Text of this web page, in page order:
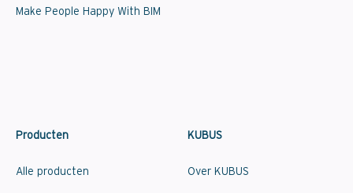
Make People Happy With BIM
Producten
Alle producten
KUBUS
Over KUBUS